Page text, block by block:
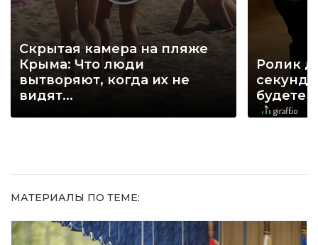
Скрытая камера на пляже
Крыма: Что люди
вытворяют, когда их не
видят...
Ролик
секунд,
будете
МАТЕРИАЛЫ ПО ТЕМЕ: